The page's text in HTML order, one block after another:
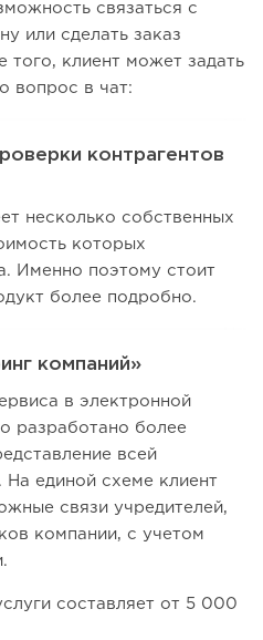
связаться с
или сделать заказ
того, клиент может задать
вопрос в чат:
контрагентов
несколько собственных
которых
Именно поэтому стоит
более подробно.
компаний»
в электронной
разработано более
всей
единой схеме клиент
связи учредителей,
компании, с учетом
составляет от 5 000